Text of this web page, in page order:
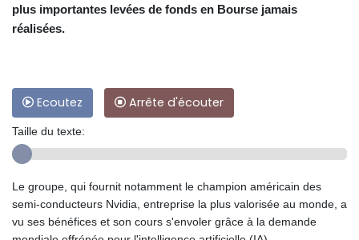
plus importantes levées de fonds en Bourse jamais
réalisées.
Ecoutez Arrête d'écouter
Taille du texte:
Le groupe, qui fournit notamment le champion américain des
semi-conducteurs Nvidia, entreprise la plus valorisée au monde, a
vu ses bénéfices et son cours s'envoler grâce à la demande